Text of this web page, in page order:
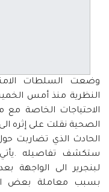
وضعت السلطات
النظرية منذ أمس
الاحتياجات الخاصة
الصحية نقلت على إثره
الحادث الذي تضاربت
ستكشف تفاصيله
لبنجرير الى الواجهة
بسبب معاملة بعض